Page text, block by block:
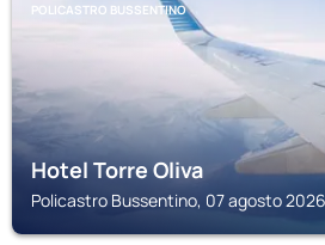
POLICASTRO BUSSENTINO
Hotel Torre Oliva
Policastro Bussentino, 07 agosto